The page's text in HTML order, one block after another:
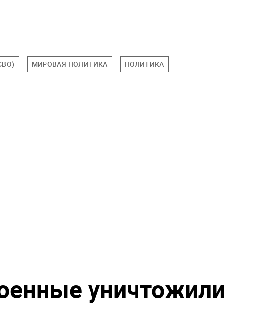
МИРОВАЯ ПОЛИТИКА ПОЛИТИКА
уничтожили